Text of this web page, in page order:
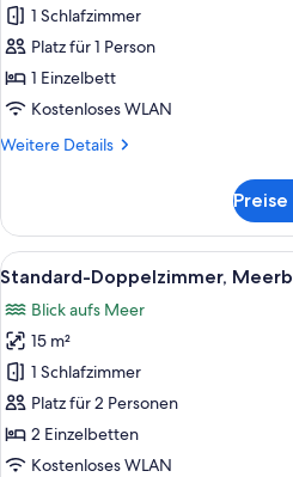
Einzelzimmer
anzeigen
1 Schlafzimmer
Platz für 1 Person
1 Einzelbett
Kostenloses WLAN
Weitere Details
Weitere
Alle
Fotos
für
Standard-
Doppelzimmer,
Meerblick
(2
Adults)
7
Standard-Doppelzimmer,
Blick aufs Meer
15 m²
1 Schlafzimmer
Platz für 2 Personen
2 Einzelbetten
Kostenloses WLAN